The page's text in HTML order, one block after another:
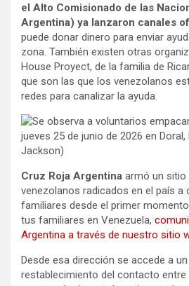
el Alto Comisionado de las
Argentina) ya lanzaron canales
puede donar dinero para enviar
zona. También existen otras
House Proyect, de la familia de
que son las que los venezolanos
redes para canalizar la ayuda.
Cruz Roja Argentina armó un sitio
venezolanos radicados en el país
familiares desde el primer
tus familiares en Venezuela,
Argentina a través de nuestro sitio
Desde esa dirección se accede a
restablecimiento del contacto entre